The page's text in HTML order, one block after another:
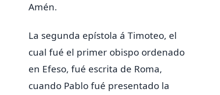
Amén.
La segunda epístola á Timoteo, el
cual fué el primer obispo ordenado
en Efeso, fué escrita de Roma,
cuando Pablo fué presentado la